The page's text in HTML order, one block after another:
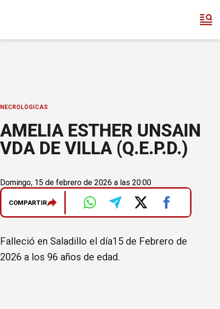
NECROLÓGICAS
AMELIA ESTHER UNSAIN
VDA DE VILLA (Q.E.P.D.)
Domingo, 15 de febrero de 2026 a las 20:00
COMPARTIR
Falleció en Saladillo el día15 de Febrero de
2026 a los 96 años de edad.